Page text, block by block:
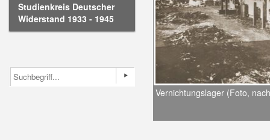
Studienkreis Deutscher
Widerstand 1933 - 1945
Vernichtungslager (Foto,